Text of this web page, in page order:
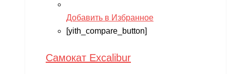
Добавить в Избранное
[yith_compare_button]
Самокат Excalibur